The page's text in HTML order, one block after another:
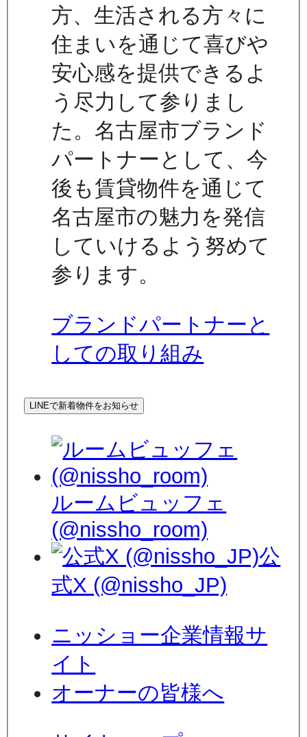
方、生活される方々に
住まいを通じて喜びや
安心感を提供できるよ
う尽力して参りまし
た。名古屋市ブランド
パートナーとして、今
後も賃貸物件を通じて
名古屋市の魅力を発信
していけるよう努めて
参ります。
ブランドパートナーと
しての取り組み
LINEで新着物件をお知らせ
ルームビュッフェ
(@nissho_room)
公
式X (@nissho_JP)
ニッショー企業情報サ
イト
オーナーの皆様へ